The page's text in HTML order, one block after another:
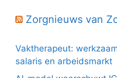
Zorgnieuws van
Vaktherapeut:
salaris en arbeidsmarkt